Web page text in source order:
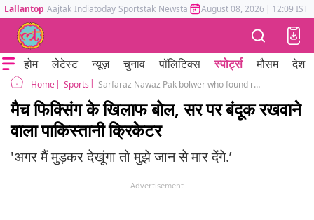
Lallantop Aajtak Indiatoday Sportstak Newstak Mumbai Tak Astrotak
August 08, 2026 | 12:09 IST
होम लेटेस्ट न्यूज़ चुनाव पॉलिटिक्स स्पोर्ट्स मौसम देश
Home Sports Sarfaraz Nawaz Pak bolwer who found reverse swing was threatened for speaking out against match fixing
मैच फिक्सिंग के खिलाफ बोल, सर पर बंदूक रखवाने
वाला पाकिस्तानी क्रिकेटर
'अगर मैं मुड़कर देखूंगा तो मुझे जान से मार देंगे.’
Advertisement